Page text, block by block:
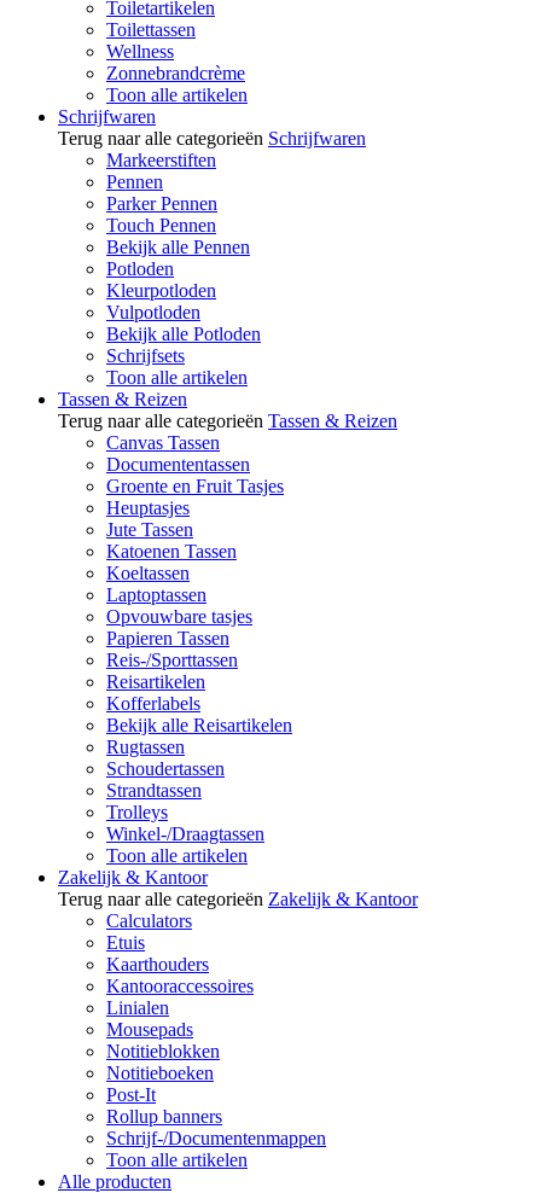
Toiletartikelen
Toilettassen
Wellness
Zonnebrandcrème
Toon alle artikelen
Schrijfwaren
Terug naar alle categorieën Schrijfwaren
Markeerstiften
Pennen
Parker Pennen
Touch Pennen
Bekijk alle Pennen
Potloden
Kleurpotloden
Vulpotloden
Bekijk alle Potloden
Schrijfsets
Toon alle artikelen
Tassen & Reizen
Terug naar alle categorieën Tassen & Reizen
Canvas Tassen
Documententassen
Groente en Fruit Tasjes
Heuptasjes
Jute Tassen
Katoenen Tassen
Koeltassen
Laptoptassen
Opvouwbare tasjes
Papieren Tassen
Reis-/Sporttassen
Reisartikelen
Kofferlabels
Bekijk alle Reisartikelen
Rugtassen
Schoudertassen
Strandtassen
Trolleys
Winkel-/Draagtassen
Toon alle artikelen
Zakelijk & Kantoor
Terug naar alle categorieën Zakelijk & Kantoor
Calculators
Etuis
Kaarthouders
Kantooraccessoires
Linialen
Mousepads
Notitieblokken
Notitieboeken
Post-It
Rollup banners
Schrijf-/Documentenmappen
Toon alle artikelen
Alle producten